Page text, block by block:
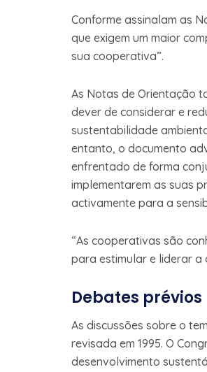
Conforme assinalam as
que exigem um maior
sua cooperativa”.
As Notas de Orientação
dever de considerar e
sustentabilidade
entanto, o documento
enfrentado de forma
implementarem as suas
activamente para a
“As cooperativas são
para estimular e liderar a
Debates prévios
As discussões sobre o
revisada em 1995. O
desenvolvimento